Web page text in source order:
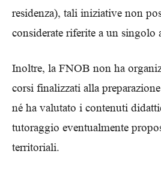
residenza), tali iniziative non
considerate riferite a un singolo
Inoltre, la FNOB non ha
corsi finalizzati alla
né ha valutato i contenuti
tutoraggio eventualmente
territoriali.